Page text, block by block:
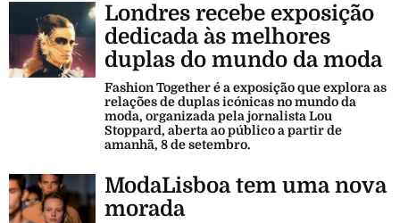
Londres recebe exposição
dedicada às melhores
duplas do mundo da moda
Fashion Together é a exposição que explora as
relações de duplas icónicas no mundo da
moda, organizada pela jornalista Lou
Stoppard, aberta ao público a partir de
amanhã, 8 de setembro.
ModaLisboa tem uma nova
morada